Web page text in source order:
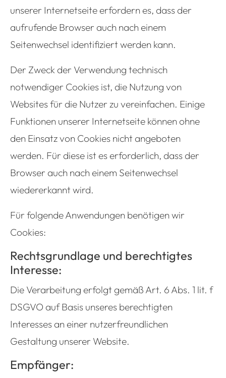
unserer Internetseite erfordern es, dass der
aufrufende Browser auch nach einem
Seitenwechsel identifiziert werden kann.
Der Zweck der Verwendung technisch
notwendiger Cookies ist, die Nutzung von
Websites für die Nutzer zu vereinfachen. Einige
Funktionen unserer Internetseite können ohne
den Einsatz von Cookies nicht angeboten
werden. Für diese ist es erforderlich, dass der
Browser auch nach einem Seitenwechsel
wiedererkannt wird.
Für folgende Anwendungen benötigen wir
Cookies:
Rechtsgrundlage und berechtigtes
Interesse:
Die Verarbeitung erfolgt gemäß Art. 6 Abs. 1 lit. f
DSGVO auf Basis unseres berechtigten
Interesses an einer nutzerfreundlichen
Gestaltung unserer Website.
Empfänger: